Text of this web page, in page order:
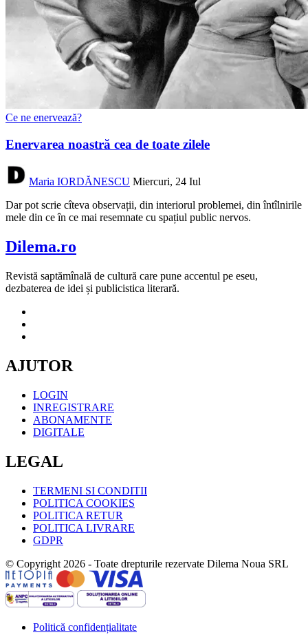
Ce ne enervează?
Enervarea noastră cea de toate zilele
Maria IORDĂNESCU Miercuri, 24 Iul
Dar pot scrie cîteva observații, din interiorul problemei, din întîlnirile
mele din ce în ce mai resemnate cu spațiul public nervos.
Dilema.ro
Revistă saptămînală de cultură care pune accentul pe eseu,
dezbaterea de idei și publicistica literară.
AJUTOR
LOGIN
INREGISTRARE
ABONAMENTE
DIGITALE
LEGAL
TERMENI SI CONDITII
POLITICA COOKIES
POLITICA RETUR
POLITICA LIVRARE
GDPR
© Copyright 2026 - Toate drepturile rezervate Dilema Noua SRL
Politică confidențialitate